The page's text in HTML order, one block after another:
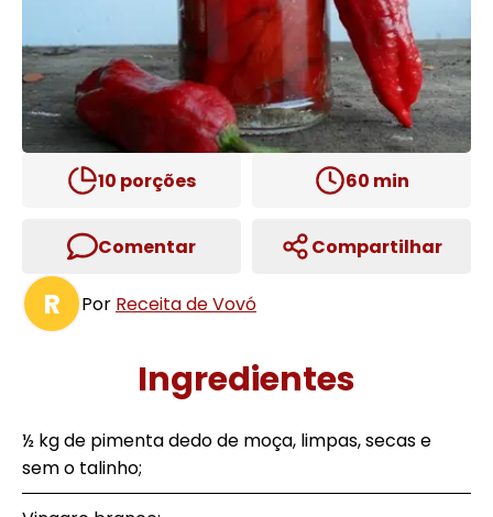
10 porções 60 min
Comentar Compartilhar
R Por Receita de Vovó
Ingredientes
½ kg de pimenta dedo de moça, limpas, secas e
sem o talinho;